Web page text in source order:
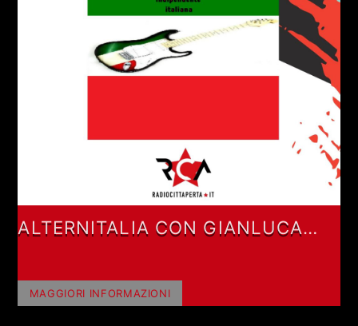
ALTERNITALIA CON GIANLUCA
MAGGIORI INFORMAZIONI